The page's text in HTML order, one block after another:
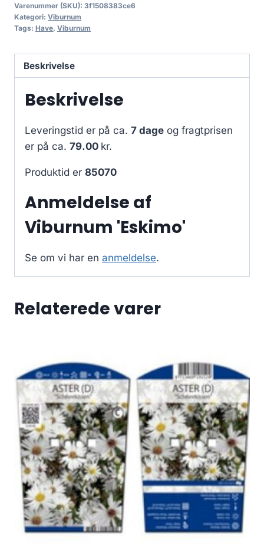
Varenummer (SKU): 3f1508383ce6
Kategori: Viburnum
Tags: Have, Viburnum
Beskrivelse
Beskrivelse
Leveringstid er på ca. 7 dage og fragtprisen
er på ca. 79.00 kr.
Produktid er 85070
Anmeldelse af
Viburnum 'Eskimo'
Se om vi har en anmeldelse.
Relaterede varer